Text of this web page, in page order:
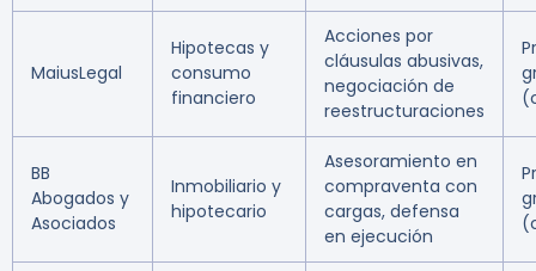
MaiusLegal
Hipotecas y
consumo
financiero
Acciones por
cláusulas abusivas,
negociación de
reestructuraciones
BB
Abogados y
Asociados
Inmobiliario y
hipotecario
Asesoramiento en
compraventa con
cargas, defensa
en ejecución